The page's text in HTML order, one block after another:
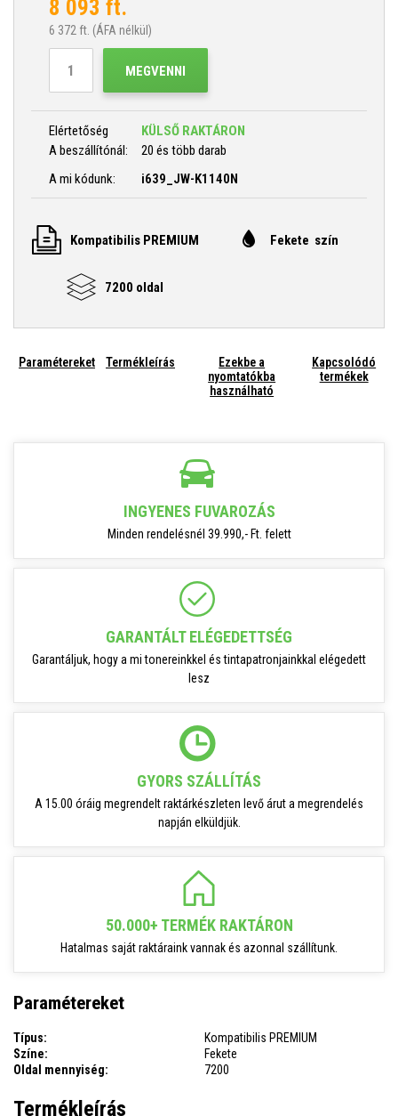
8 093 ft.
6 372 ft. (ÁFA nélkül)
MEGVENNI
Elértetőség
KÜLSŐ RAKTÁRON
A beszállítónál:
20 és több darab
A mi kódunk:
i639_JW-K1140N
Kompatibilis PREMIUM Fekete szín
7200 oldal
Paramétereket Termékleírás
Ezekbe a
nyomtatókba
használható
Kapcsolódó
termékek
INGYENES FUVAROZÁS
Minden rendelésnél 39.990,- Ft. felett
GARANTÁLT ELÉGEDETTSÉG
Garantáljuk, hogy a mi tonereinkkel és tintapatronjainkkal elégedett
lesz
GYORS SZÁLLÍTÁS
A 15.00 óráig megrendelt raktárkészleten levő árut a megrendelés
napján elküldjük.
50.000+ TERMÉK RAKTÁRON
Hatalmas saját raktáraink vannak és azonnal szállítunk.
Paramétereket
Típus:
Kompatibilis PREMIUM
Színe:
Fekete
Oldal mennyiség:
7200
Termékleírás